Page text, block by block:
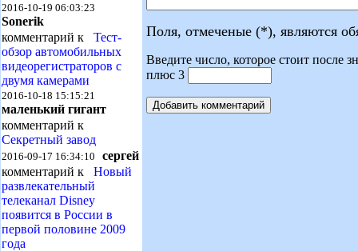
2016-10-19 06:03:23
Sonerik
комментарий к Тест-
обзор автомобильных
видеорегистраторов с
двумя камерами
2016-10-18 15:15:21
маленький гигант
комментарий к
Секретный завод
2016-09-17 16:34:10 сергей
комментарий к Новый
развлекательный
телеканал Disney
появится в России в
первой половине 2009
года
Поля, отмеченые (*), являются
Введите число, которое стоит после
плюс 3